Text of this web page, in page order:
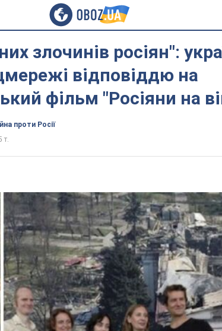
злочинів росіян":
відповіддю на
фільм "Росіяни на
проти Росії
т.